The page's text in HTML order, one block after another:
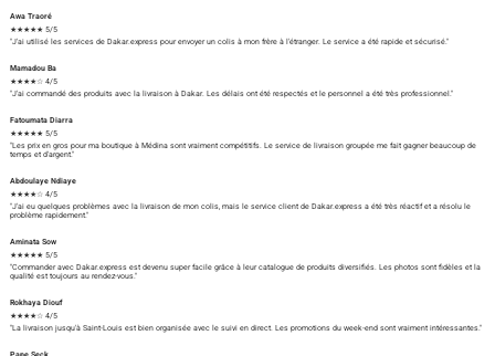
Awa Traoré
★★★★★ 5/5
"J'ai utilisé les services de Dakar.express pour envoyer un colis à mon frère à l'étranger. Le service a été rapide et sécurisé."
Mamadou Ba
★★★★☆ 4/5
"J'ai commandé des produits avec la livraison à Dakar. Les délais ont été respectés et le personnel a été très professionnel."
Fatoumata Diarra
★★★★★ 5/5
"Les prix en gros pour ma boutique à Médina sont vraiment compétitifs. Le service de livraison groupée me fait gagner beaucoup de
temps et d'argent."
Abdoulaye Ndiaye
★★★★☆ 4/5
"J'ai eu quelques problèmes avec la livraison de mon colis, mais le service client de Dakar.express a été très réactif et a résolu le
problème rapidement."
Aminata Sow
★★★★★ 5/5
"Commander avec Dakar.express est devenu super facile grâce à leur catalogue de produits diversifiés. Les photos sont fidèles et la
qualité est toujours au rendez-vous."
Rokhaya Diouf
★★★★☆ 4/5
"La livraison jusqu'à Saint-Louis est bien organisée avec le suivi en direct. Les promotions du week-end sont vraiment intéressantes."